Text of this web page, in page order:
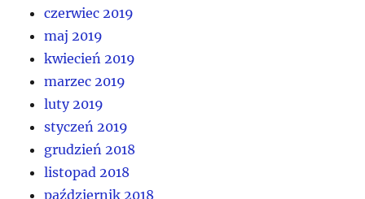
czerwiec 2019
maj 2019
kwiecień 2019
marzec 2019
luty 2019
styczeń 2019
grudzień 2018
listopad 2018
październik 2018